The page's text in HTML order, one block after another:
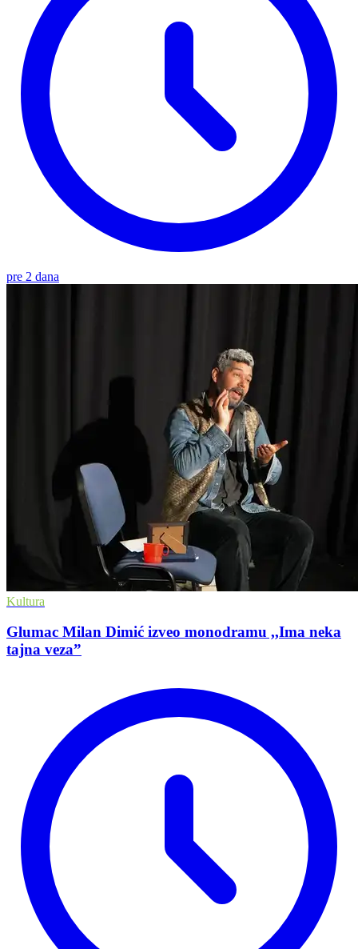
pre 2 dana
Kultura
Glumac Milan Dimić izveo monodramu ,,Ima neka
tajna veza”